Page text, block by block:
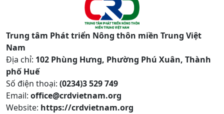
Trung tâm Phát triển Nông thôn miền Trung Việt
Nam
Địa chỉ: 102 Phùng Hưng, Phường Phú Xuân, Thành
phố Huế
Số điện thoại: (0234)3 529 749
Email: office@crdvietnam.org
Website: https://crdvietnam.org